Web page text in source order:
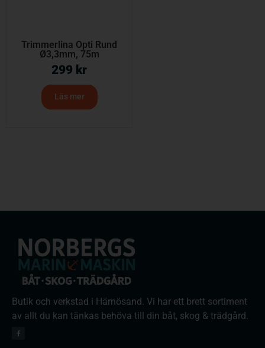
Trimmerlina Opti Rund
Ø3,3mm, 75m
299 kr
Läs mer
Butik och verkstad i Härnösand. Vi har ett brett sortiment
av allt du kan tänkas behöva till din båt, skog & trädgård.